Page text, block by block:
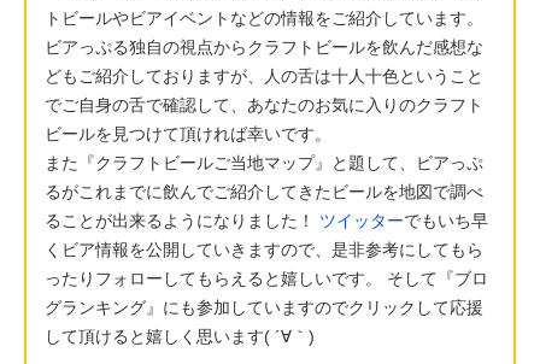
トビールやビアイベントなどの情報をご紹介しています。
ビアっぷる独自の視点からクラフトビールを飲んだ感想な
どもご紹介しておりますが、人の舌は十人十色ということ
でご自身の舌で確認して、あなたのお気に入りのクラフト
ビールを見つけて頂ければ幸いです。
また『クラフトビールご当地マップ』と題して、ビアっぷ
るがこれまでに飲んでご紹介してきたビールを地図で調べ
ることが出来るようになりました！ ツイッターでもいち早
くビア情報を公開していきますので、是非参考にしてもら
ったりフォローしてもらえると嬉しいです。 そして『ブロ
グランキング』にも参加していますのでクリックして応援
して頂けると嬉しく思います( ´∀｀)